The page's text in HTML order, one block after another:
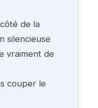
de la
silencieuse
vraiment de
couper le